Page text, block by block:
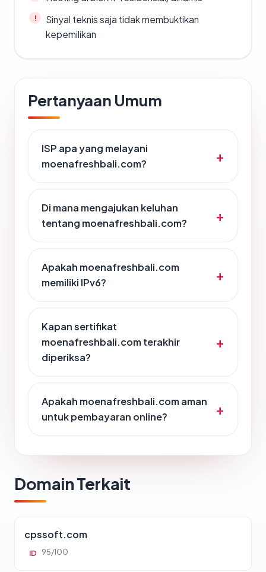
Sinyal teknis saja tidak membuktikan
kepemilikan
Pertanyaan Umum
ISP apa yang melayani
moenafreshbali.com?
Di mana mengajukan keluhan
tentang moenafreshbali.com?
Apakah moenafreshbali.com
memiliki IPv6?
Kapan sertifikat
moenafreshbali.com terakhir
diperiksa?
Apakah moenafreshbali.com aman
untuk pembayaran online?
Domain Terkait
cpssoft.com
ID 95/100